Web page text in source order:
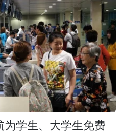
学生、大学生免费